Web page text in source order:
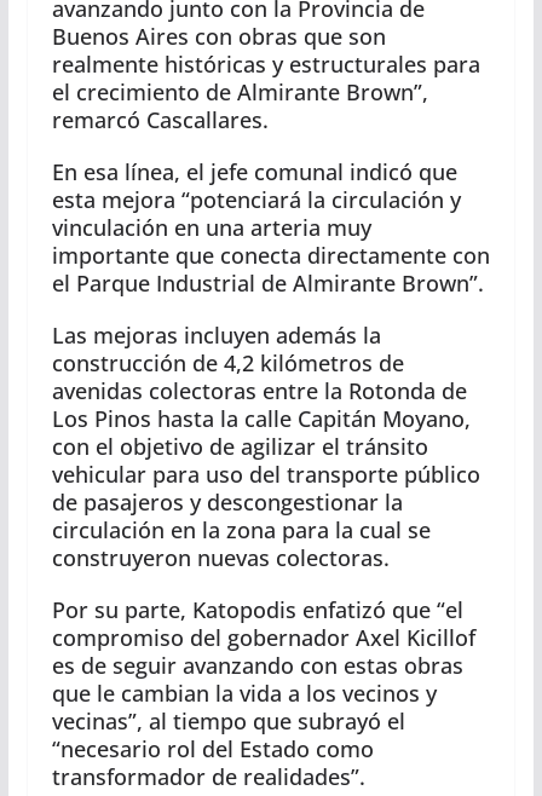
avanzando junto con la Provincia de
Buenos Aires con obras que son
realmente históricas y estructurales para
el crecimiento de Almirante Brown”,
remarcó Cascallares.
En esa línea, el jefe comunal indicó que
esta mejora “potenciará la circulación y
vinculación en una arteria muy
importante que conecta directamente con
el Parque Industrial de Almirante Brown”.
Las mejoras incluyen además la
construcción de 4,2 kilómetros de
avenidas colectoras entre la Rotonda de
Los Pinos hasta la calle Capitán Moyano,
con el objetivo de agilizar el tránsito
vehicular para uso del transporte público
de pasajeros y descongestionar la
circulación en la zona para la cual se
construyeron nuevas colectoras.
Por su parte, Katopodis enfatizó que “el
compromiso del gobernador Axel Kicillof
es de seguir avanzando con estas obras
que le cambian la vida a los vecinos y
vecinas”, al tiempo que subrayó el
“necesario rol del Estado como
transformador de realidades”.